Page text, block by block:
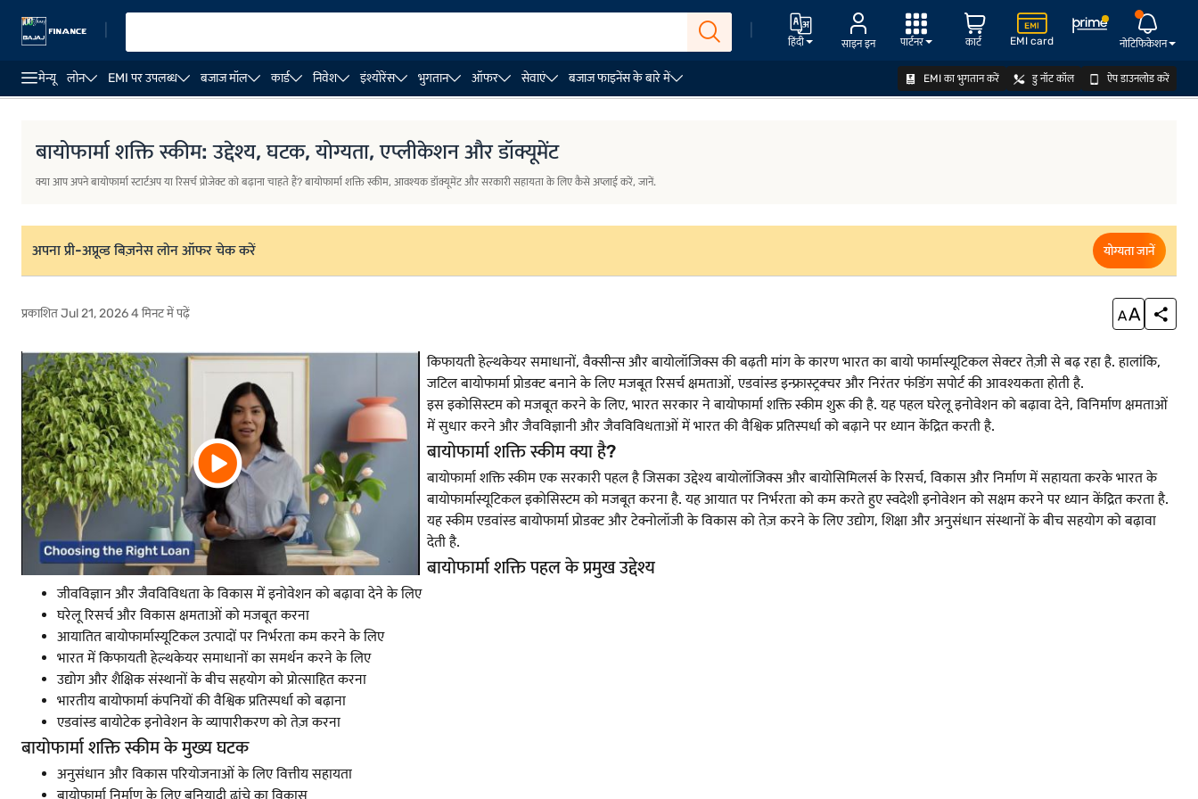
हिंदी साइन इन EMI card नोटिफिकेशन
कार्ट
पार्टनर
मेन्यू लोन EMI पर उपलब्ध बजाज मॉल कार्ड निवेश इंश्योरेंस भुगतान ऑफर सेवाएं बजाज फाइनेंस के बारे में EMI का भुगतान करें डु नॉट कॉल ऐप डाउनलोड करें
बायोफार्मा शक्ति स्कीम: उद्देश्य, घटक, योग्यता, एप्लीकेशन और डॉक्यूमेंट
क्या आप अपने बायोफार्मा स्टार्टअप या रिसर्च प्रोजेक्ट को बढ़ाना चाहते हैं? बायोफार्मा शक्ति स्कीम, आवश्यक डॉक्यूमेंट और सरकारी सहायता के लिए कैसे अप्लाई करें, जानें.
अपना प्री-अप्रूव्ड बिज़नेस लोन ऑफर चेक करें योग्यता जानें
प्रकाशित Jul 21, 2026 4 मिनट में पढ़ें
किफायती हेल्थकेयर समाधानों, वैक्सीन्स और बायोलॉजिक्स की बढ़ती मांग के कारण भारत का बायो फार्मास्यूटिकल सेक्टर तेज़ी से बढ़ रहा है. हालांकि,
जटिल बायोफार्मा प्रोडक्ट बनाने के लिए मजबूत रिसर्च क्षमताओं, एडवांस्ड इन्फ्रास्ट्रक्चर और निरंतर फंडिंग सपोर्ट की आवश्यकता होती है.
इस इकोसिस्टम को मजबूत करने के लिए, भारत सरकार ने बायोफार्मा शक्ति स्कीम शुरू की है. यह पहल घरेलू इनोवेशन को बढ़ावा देने, विनिर्माण क्षमताओं
में सुधार करने और जैवविज्ञानी और जैवविविधताओं में भारत की वैश्विक प्रतिस्पर्धा को बढ़ाने पर ध्यान केंद्रित करती है.
बायोफार्मा शक्ति स्कीम क्या है?
बायोफार्मा शक्ति स्कीम एक सरकारी पहल है जिसका उद्देश्य बायोलॉजिक्स और बायोसिमिलर्स के रिसर्च, विकास और निर्माण में सहायता करके भारत के
बायोफार्मास्यूटिकल इकोसिस्टम को मजबूत करना है. यह आयात पर निर्भरता को कम करते हुए स्वदेशी इनोवेशन को सक्षम करने पर ध्यान केंद्रित करता है.
यह स्कीम एडवांस्ड बायोफार्मा प्रोडक्ट और टेक्नोलॉजी के विकास को तेज़ करने के लिए उद्योग, शिक्षा और अनुसंधान संस्थानों के बीच सहयोग को बढ़ावा
देती है.
बायोफार्मा शक्ति पहल के प्रमुख उद्देश्य
जीवविज्ञान और जैवविविधता के विकास में इनोवेशन को बढ़ावा देने के लिए
घरेलू रिसर्च और विकास क्षमताओं को मजबूत करना
आयातित बायोफार्मास्यूटिकल उत्पादों पर निर्भरता कम करने के लिए
भारत में किफायती हेल्थकेयर समाधानों का समर्थन करने के लिए
उद्योग और शैक्षिक संस्थानों के बीच सहयोग को प्रोत्साहित करना
भारतीय बायोफार्मा कंपनियों की वैश्विक प्रतिस्पर्धा को बढ़ाना
एडवांस्ड बायोटेक इनोवेशन के व्यापारीकरण को तेज़ करना
बायोफार्मा शक्ति स्कीम के मुख्य घटक
अनुसंधान और विकास परियोजनाओं के लिए वित्तीय सहायता
बायोफार्मा निर्माण के लिए बुनियादी ढांचे का विकास